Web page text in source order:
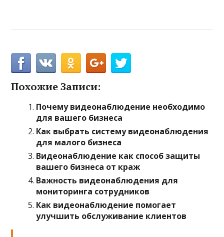
Похожие Записи:
Почему видеонаблюдение необходимо
для вашего бизнеса
Как выбрать систему видеонаблюдения
для малого бизнеса
Видеонаблюдение как способ защиты
вашего бизнеса от краж
Важность видеонаблюдения для
мониторинга сотрудников
Как видеонаблюдение помогает
улучшить обслуживание клиентов